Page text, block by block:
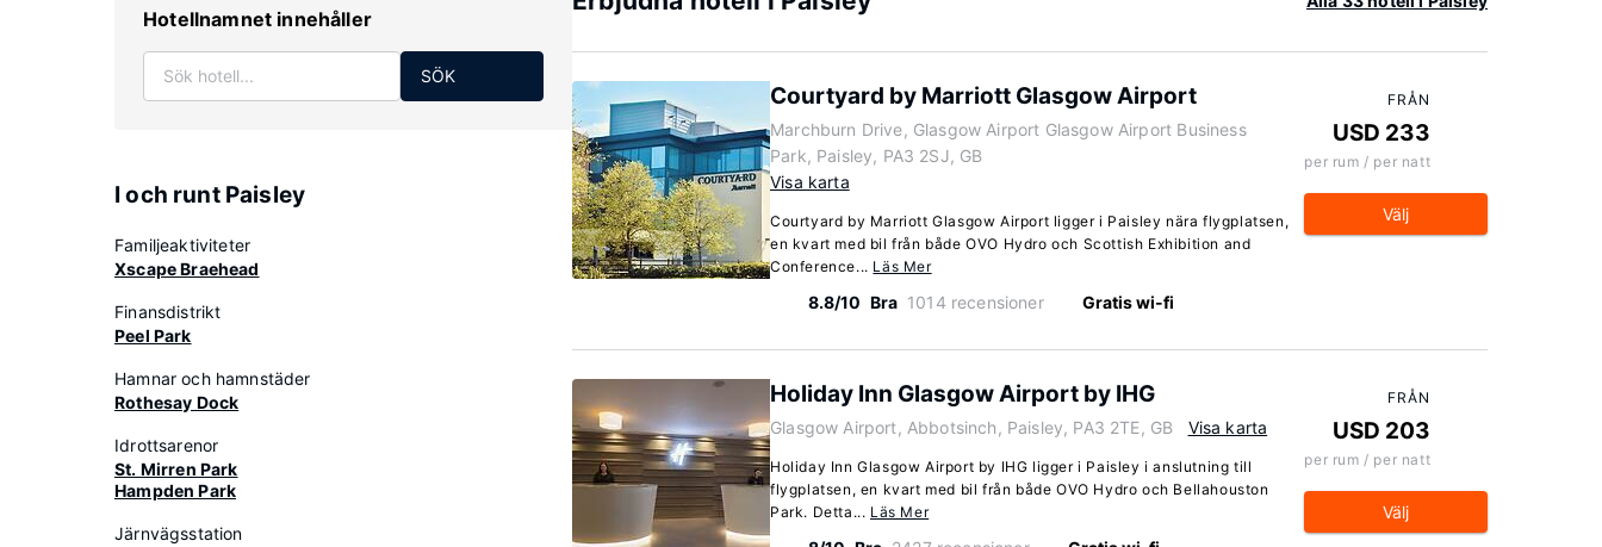
Hotellnamnet innehåller
SÖK
I och runt Paisley
Familjeaktiviteter
Xscape Braehead
Finansdistrikt
Peel Park
Hamnar och hamnstäder
Rothesay Dock
Idrottsarenor
St. Mirren Park
Hampden Park
Järnvägsstation
Courtyard by Marriott Glasgow Airport
Marchburn Drive, Glasgow Airport Glasgow Airport Business
Park, Paisley, PA3 2SJ, GB
Visa karta
Courtyard by Marriott Glasgow Airport ligger i Paisley nära flygplatsen,
en kvart med bil från både OVO Hydro och Scottish Exhibition and
Conference... Läs Mer
8.8/10 Bra 1014 recensioner Gratis wi-fi
FRÅN
USD 233
per rum / per natt
Välj
Holiday Inn Glasgow Airport by IHG
Glasgow Airport, Abbotsinch, Paisley, PA3 2TE, GB Visa karta
Holiday Inn Glasgow Airport by IHG ligger i Paisley i anslutning till
flygplatsen, en kvart med bil från både OVO Hydro och Bellahouston
Park. Detta... Läs Mer
FRÅN
USD 203
per rum / per natt
Välj